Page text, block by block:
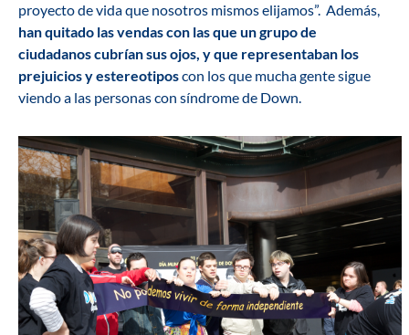
proyecto de vida que nosotros mismos elijamos”. Además,
han quitado las vendas con las que un grupo de
ciudadanos cubrían sus ojos, y que representaban los
prejuicios y estereotiposcon los que mucha gente sigue
viendo a las personas con síndrome de Down.